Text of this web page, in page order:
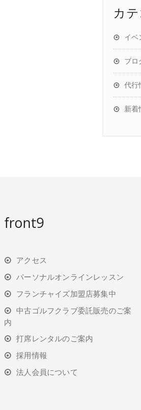
カ
イベ
ブロ
代行
新着
front9
アクセス
パーソナルオンラインレッスン
フランチャイズ加盟店募集中
中古ゴルフクラブ委託販売のご案
内
打席レンタルのご案内
採用情報
法人会員について